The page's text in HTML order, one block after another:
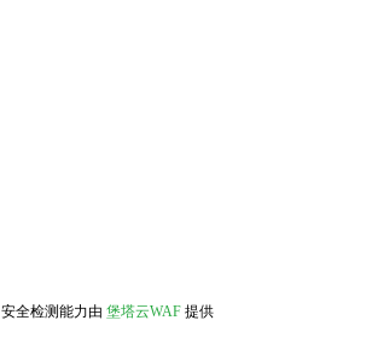
安全检测能力由 堡塔云WAF 提供